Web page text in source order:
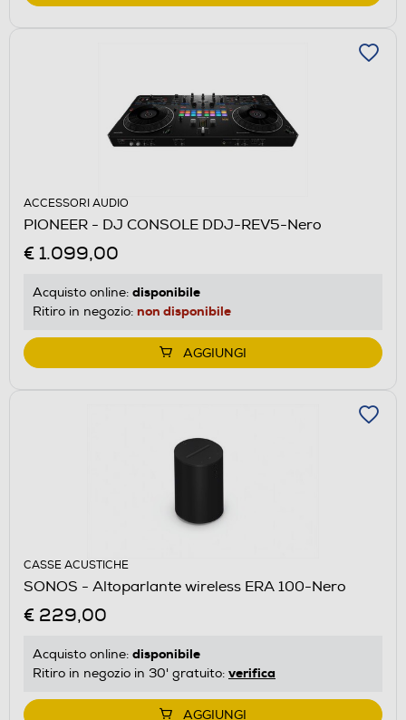
ACCESSORI AUDIO
PIONEER - DJ CONSOLE DDJ-REV5-Nero
€ 1.099,00
Acquisto online: disponibile
Ritiro in negozio: non disponibile
AGGIUNGI
CASSE ACUSTICHE
SONOS - Altoparlante wireless ERA 100-Nero
€ 229,00
Acquisto online: disponibile
Ritiro in negozio in 30' gratuito: verifica
AGGIUNGI